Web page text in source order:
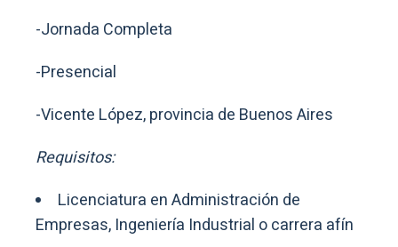
-Jornada Completa
-Presencial
-Vicente López, provincia de Buenos Aires
Requisitos:
Licenciatura en Administración de
Empresas, Ingeniería Industrial o carrera afín